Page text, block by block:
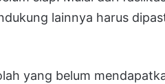
lainnya harus
yang belum